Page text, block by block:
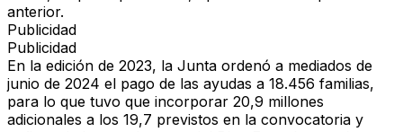
anterior.
Publicidad
Publicidad
En la edición de 2023, la Junta ordenó a mediados de
junio de 2024 el pago de las ayudas a 18.456 familias,
para lo que tuvo que incorporar 20,9 millones
adicionales a los 19,7 previstos en la convocatoria y